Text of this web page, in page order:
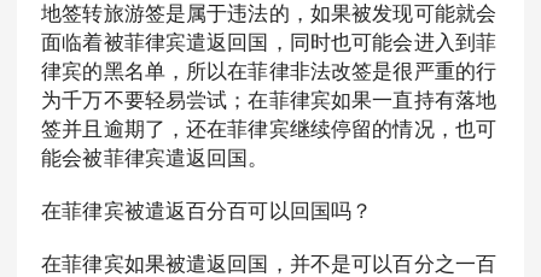
地签转旅游签是属于违法的，如果被发现可能就会
面临着被菲律宾遣返回国，同时也可能会进入到菲
律宾的黑名单，所以在菲律非法改签是很严重的行
为千万不要轻易尝试；在菲律宾如果一直持有落地
签并且逾期了，还在菲律宾继续停留的情况，也可
能会被菲律宾遣返回国。
在菲律宾被遣返百分百可以回国吗？
在菲律宾如果被遣返回国，并不是可以百分之一百